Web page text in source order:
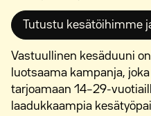
Tutustu kesätöihimme
Vastuullinen kesäduuni on
luotsaama kampanja,
tarjoamaan 14–29-
laadukkaampia